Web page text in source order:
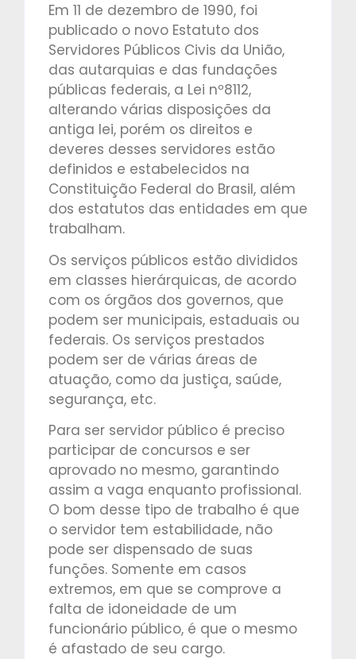
Em 11 de dezembro de 1990, foi
publicado o novo Estatuto dos
Servidores Públicos Civis da União,
das autarquias e das fundações
públicas federais, a Lei nº8112,
alterando várias disposições da
antiga lei, porém os direitos e
deveres desses servidores estão
definidos e estabelecidos na
Constituição Federal do Brasil, além
dos estatutos das entidades em que
trabalham.
Os serviços públicos estão divididos
em classes hierárquicas, de acordo
com os órgãos dos governos, que
podem ser municipais, estaduais ou
federais. Os serviços prestados
podem ser de várias áreas de
atuação, como da justiça, saúde,
segurança, etc.
Para ser servidor público é preciso
participar de concursos e ser
aprovado no mesmo, garantindo
assim a vaga enquanto profissional.
O bom desse tipo de trabalho é que
o servidor tem estabilidade, não
pode ser dispensado de suas
funções. Somente em casos
extremos, em que se comprove a
falta de idoneidade de um
funcionário público, é que o mesmo
é afastado de seu cargo.